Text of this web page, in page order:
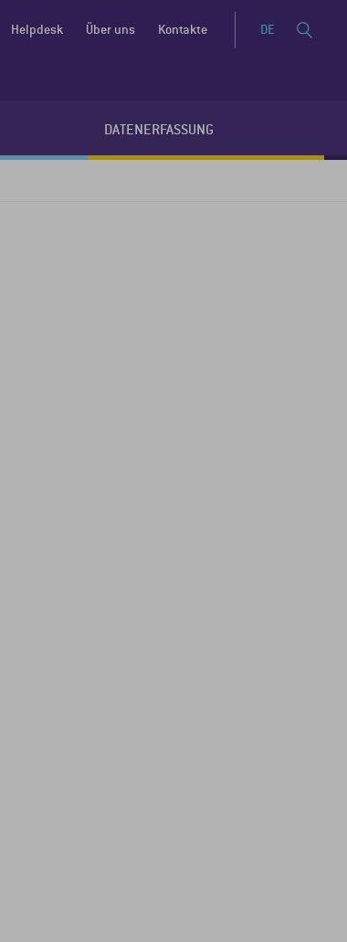
DATENERFASSUNG
Helpdesk Über uns Kontakte DE